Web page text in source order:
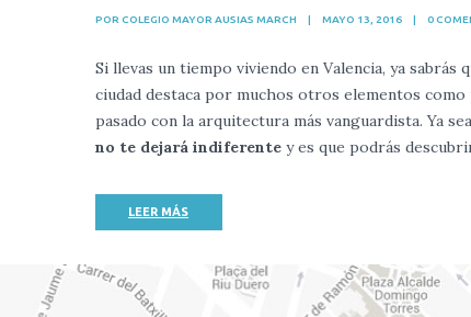
POR COLEGIO MAYOR AUSIAS MARCH | MAYO 13, 2016 | 0
Si llevas un tiempo viviendo en Valencia, ya sabrás
ciudad destaca por muchos otros elementos
pasado con la arquitectura más vanguardista. Ya
no te dejará indiferente y es que podrás
LEER MÁS